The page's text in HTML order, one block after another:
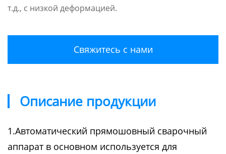
т.д., с низкой деформацией.
Свяжитесь с нами
Описание продукции
1.Автоматический прямошовный сварочный
аппарат в основном используется для